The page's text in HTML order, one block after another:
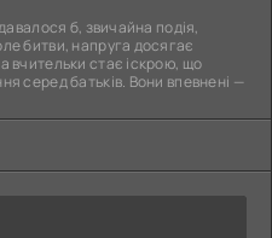
б, звичайна подія,
битви, напруга досягає
вчительки стає іскрою, що
серед батьків. Вони впевнені —